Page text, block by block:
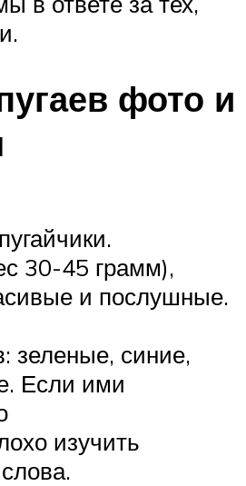
фото и
30-45 грамм),
и послушные.
зеленые, синие,
Если ими
изучить